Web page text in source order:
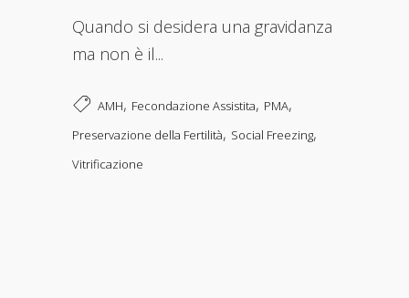
Quando si desidera una gravidanza
ma non è il...
AMH, Fecondazione Assistita, PMA,
Preservazione della Fertilità, Social Freezing,
Vitrificazione